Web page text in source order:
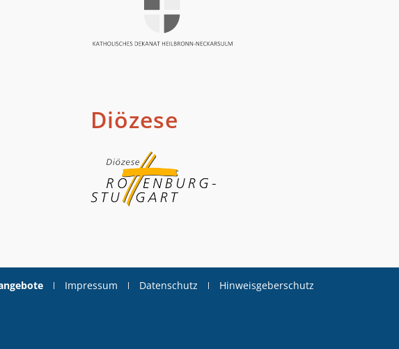
Diözese
Impressum Datenschutz Hinweisgeberschutz